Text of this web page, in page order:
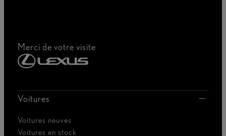
Merci de votre visite
Voitures
Voitures neuves
Voitures en stock